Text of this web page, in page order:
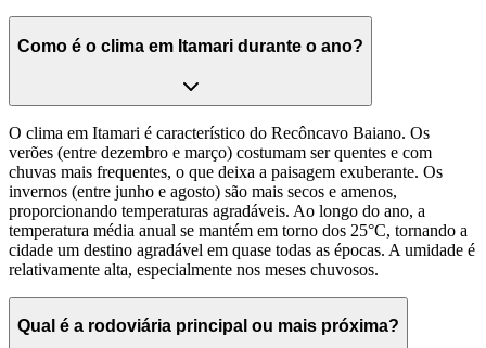
Como é o clima em Itamari durante o ano?
O clima em Itamari é característico do Recôncavo Baiano. Os
verões (entre dezembro e março) costumam ser quentes e com
chuvas mais frequentes, o que deixa a paisagem exuberante. Os
invernos (entre junho e agosto) são mais secos e amenos,
proporcionando temperaturas agradáveis. Ao longo do ano, a
temperatura média anual se mantém em torno dos 25°C, tornando a
cidade um destino agradável em quase todas as épocas. A umidade é
relativamente alta, especialmente nos meses chuvosos.
Qual é a rodoviária principal ou mais próxima?